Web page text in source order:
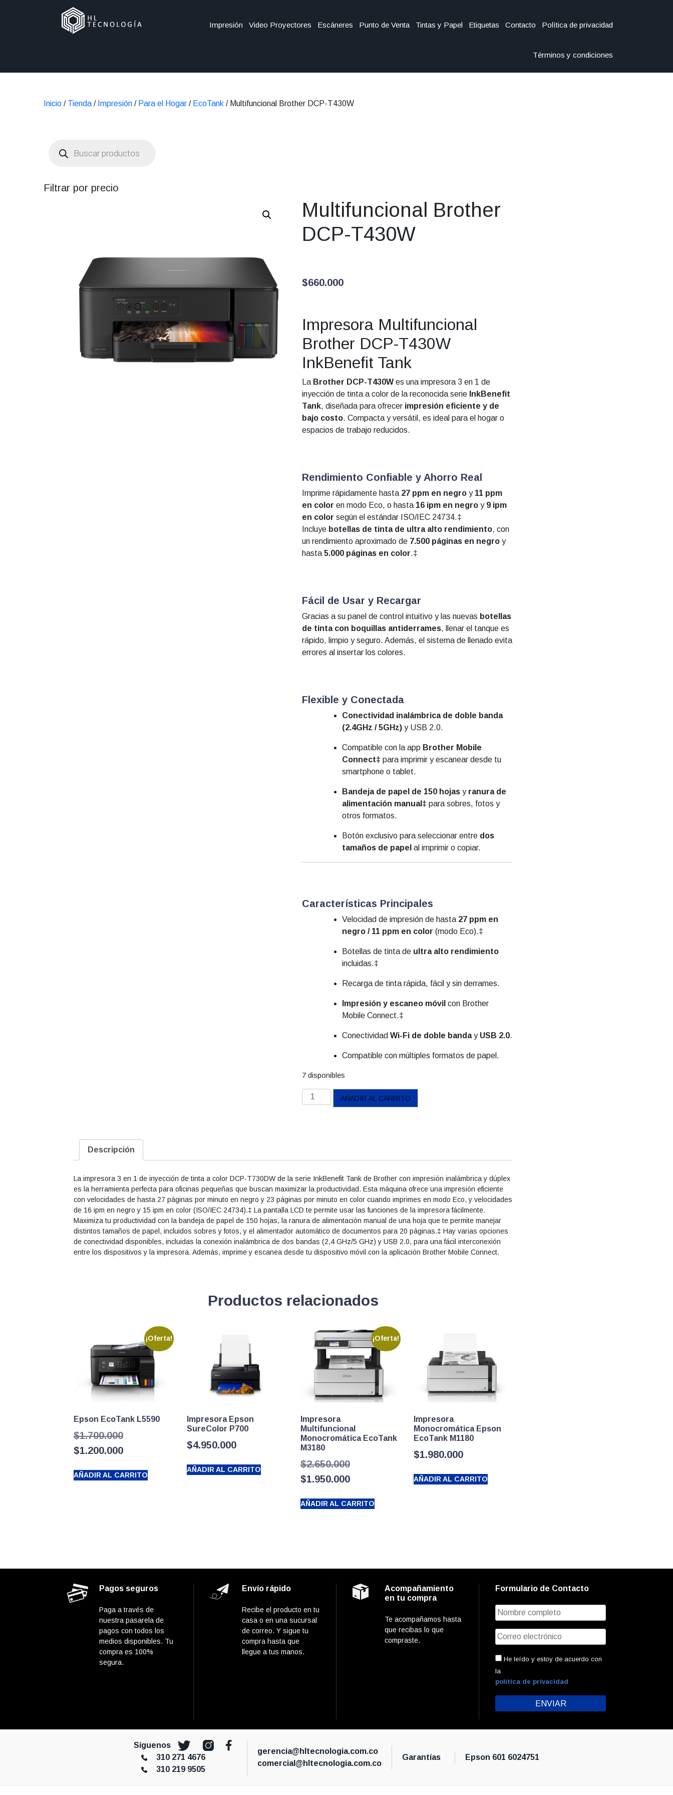
Impresión Video Proyectores Escáneres Punto de Venta Tintas y Papel Etiquetas Contacto Política de privacidad
Términos y condiciones
Inicio / Tienda / Impresión / Para el Hogar / EcoTank / Multifuncional Brother DCP-T430W
productos
Filtrar por precio
Multifuncional Brother
DCP-T430W
$660.000
Impresora Multifuncional
Brother DCP-T430W
InkBenefit Tank
La Brother DCP-T430Wes una impresora 3 en 1 de
inyección de tinta a color de la reconocida serie InkBenefit
Tank, diseñada para ofrecer impresión eficiente y de
bajo costo. Compacta y versátil, es ideal para el hogar o
espacios de trabajo reducidos.
Rendimiento Confiable y Ahorro Real
Imprime rápidamente hasta 27 ppm en negroy 11 ppm
en color en modo Eco, o hasta 16 ipm en negroy 9 ipm
en color según el estándar ISO/IEC 24734.‡
Incluye botellas de tinta de ultra alto rendimiento, con
un rendimiento aproximado de 7.500 páginas en negroy
hasta 5.000 páginas en color.‡
Fácil de Usar y Recargar
Gracias a su panel de control intuitivo y las nuevas botellas
de tinta con boquillas antiderrames, llenar el tanque es
rápido, limpio y seguro. Además, el sistema de llenado evita
errores al insertar los colores.
Flexible y Conectada
Conectividad inalámbrica de doble banda
(2.4GHz / 5GHz)y USB 2.0.
Compatible con la app Brother Mobile
Connect‡ para imprimir y escanear desde tu
smartphone o tablet.
Bandeja de papel de 150 hojasy ranura de
alimentación manual‡ para sobres, fotos y
otros formatos.
Botón exclusivo para seleccionar entre dos
tamaños de papel al imprimir o copiar.
Características Principales
Velocidad de impresión de hasta 27 ppm en
negro / 11 ppm en color (modo Eco).‡
Botellas de tinta de ultra alto rendimiento
incluidas.‡
Recarga de tinta rápida, fácil y sin derrames.
Impresión y escaneo móvil con Brother
Mobile Connect.‡
Conectividad Wi-Fi de doble banday USB 2.0.
Compatible con múltiples formatos de papel.
7 disponibles
Multifuncional
Brother
AÑADIR AL CARRITO
Descripción
La impresora 3 en 1 de inyección de tinta a color DCP-T730DW de la serie InkBenefit Tank de Brother con impresión inalámbrica y dúplex
es la herramienta perfecta para oficinas pequeñas que buscan maximizar la productividad. Esta máquina ofrece una impresión eficiente
con velocidades de hasta 27 páginas por minuto en negro y 23 páginas por minuto en color cuando imprimes en modo Eco, y velocidades
de 16 ipm en negro y 15 ipm en color (ISO/IEC 24734).‡ La pantalla LCD te permite usar las funciones de la impresora fácilmente.
Maximiza tu productividad con la bandeja de papel de 150 hojas, la ranura de alimentación manual de una hoja que te permite manejar
distintos tamaños de papel, incluidos sobres y fotos, y el alimentador automático de documentos para 20 páginas.‡ Hay varias opciones
de conectividad disponibles, incluidas la conexión inalámbrica de dos bandas (2,4 GHz/5 GHz) y USB 2.0, para una fácil interconexión
entre los dispositivos y la impresora. Además, imprime y escanea desde tu dispositivo móvil con la aplicación Brother Mobile Connect.
Productos relacionados
¡Oferta!
Epson EcoTank L5590
$1.700.000El
precio
era:
$1.200.000El
actual
AÑADIR AL CARRITO
Impresora Epson
SureColor P700
$4.950.000
AÑADIR AL CARRITO
¡Oferta!
Impresora
Multifuncional
Monocromática EcoTank
M3180
$2.650.000El
precio
era:
$1.950.000El
actual
AÑADIR AL CARRITO
Impresora
Monocromática Epson
EcoTank M1180
$1.980.000
AÑADIR AL CARRITO
Pagos seguros
Paga a través de
nuestra pasarela de
pagos con todos los
medios disponibles. Tu
compra es 100%
segura.
Envío rápido
Recibe el producto en tu
casa o en una sucursal
de correo. Y sigue tu
compra hasta que
llegue a tus manos.
Acompañamiento
en tu compra
Te acompañamos hasta
que recibas lo que
compraste.
Formulario de Contacto
He leído y estoy de acuerdo con
la
política de privacidad
Síguenos
310 271 4676
310 219 9505
gerencia@hltecnologia.com.co
comercial@hltecnologia.com.co
Garantías Epson 601 6024751